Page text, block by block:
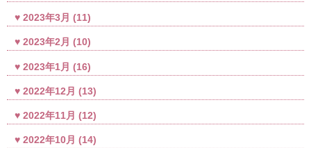
2023年3月 (11)
2023年2月 (10)
2023年1月 (16)
2022年12月 (13)
2022年11月 (12)
2022年10月 (14)